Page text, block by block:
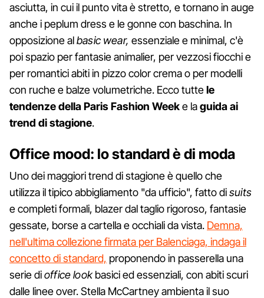
asciutta, in cui il punto vita è stretto, e tornano in auge
anche i peplum dress e le gonne con baschina. In
opposizione albasic wear, essenziale e minimal, c'è
poi spazio per fantasie animalier, per vezzosi fiocchi e
per romantici abiti in pizzo color crema o per modelli
con ruche e balze volumetriche. Ecco tuttele
tendenze della Paris Fashion Weeke laguida ai
trend di stagione.
Office mood: lo standard è di moda
Uno dei maggiori trend di stagione è quello che
utilizza il tipico abbigliamento "da ufficio", fatto disuits
e completi formali, blazer dal taglio rigoroso, fantasie
gessate, borse a cartella e occhiali da vista. Demna,
nell'ultima collezione firmata per Balenciaga, indaga il
concetto di standard, proponendo in passerella una
serie dioffice lookbasici ed essenziali, con abiti scuri
dalle linee over. Stella McCartney ambienta il suo